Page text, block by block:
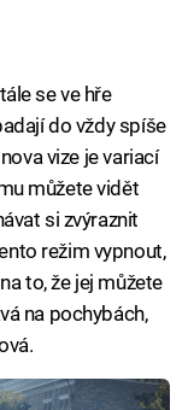
se ve hře
do vždy spíše
vize je variací
můžete vidět
si zvýraznit
režim vypnout,
to, že jej můžete
na pochybách,